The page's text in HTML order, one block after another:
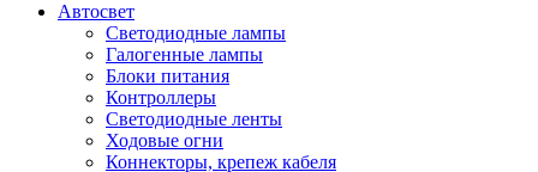
Автосвет
Светодиодные лампы
Галогенные лампы
Блоки питания
Контроллеры
Светодиодные ленты
Ходовые огни
Коннекторы, крепеж кабеля